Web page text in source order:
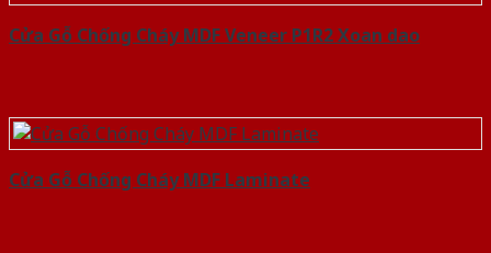
Cửa Gỗ Chống Cháy MDF Veneer P1R2 Xoan dao
Cửa Gỗ Chống Cháy MDF Laminate